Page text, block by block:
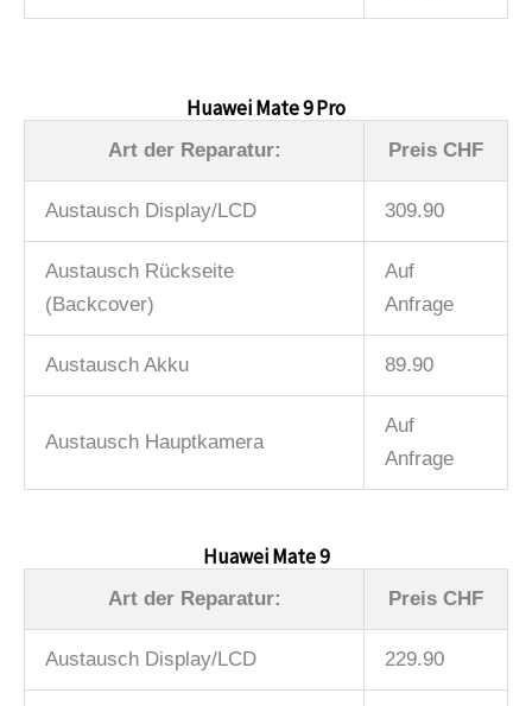
Huawei Mate 9 Pro
Art der Reparatur: Preis CHF
Austausch Display/LCD 309.90
Austausch Rückseite
(Backcover)
Auf
Anfrage
Austausch Akku 89.90
Austausch Hauptkamera
Auf
Anfrage
Huawei Mate 9
Art der Reparatur: Preis CHF
Austausch Display/LCD 229.90